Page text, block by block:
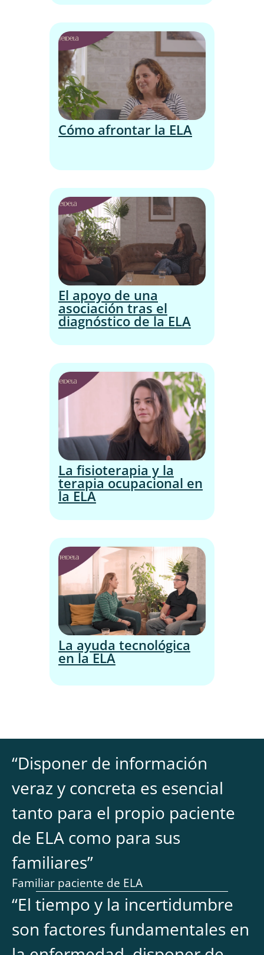
Cómo afrontar la ELA
El apoyo de una
asociación tras el
diagnóstico de la ELA
La fisioterapia y la
terapia ocupacional en
la ELA
La ayuda tecnológica
en la ELA
“Disponer de información
veraz y concreta es esencial
tanto para el propio paciente
de ELA como para sus
familiares”
Familiar paciente de ELA
“El tiempo y la incertidumbre
son factores fundamentales en